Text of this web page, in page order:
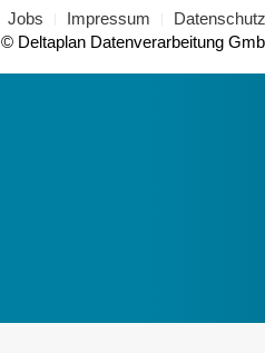
Jobs Impressum
© Deltaplan Datenverarbeitung